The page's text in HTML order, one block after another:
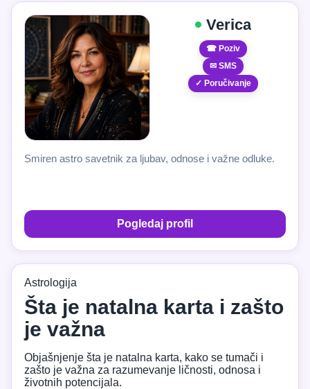
Verica
☎ Poziv
✉ SMS
✓ Poručivanje
Smiren astro savetnik za ljubav, odnose i važne odluke.
Pogledaj profil
Astrologija
Šta je natalna karta i zašto
je važna
Objašnjenje šta je natalna karta, kako se tumači i
zašto je važna za razumevanje ličnosti, odnosa i
životnih potencijala.